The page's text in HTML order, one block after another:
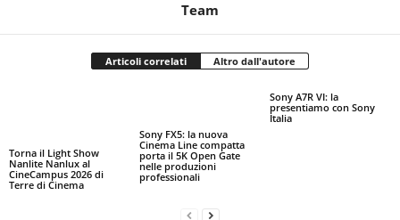
Team
Articoli correlati Altro dall'autore
Torna il Light Show
Nanlite Nanlux al
CineCampus 2026 di
Terre di Cinema
Sony FX5: la nuova
Cinema Line compatta
porta il 5K Open Gate
nelle produzioni
professionali
Sony A7R VI: la
presentiamo con Sony
Italia